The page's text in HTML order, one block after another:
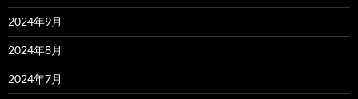
2024年9月
2024年8月
2024年7月